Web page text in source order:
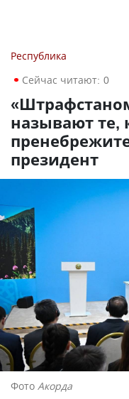
Республика
Сейчас читают: 0
называют те,
президент
Фото Акорда